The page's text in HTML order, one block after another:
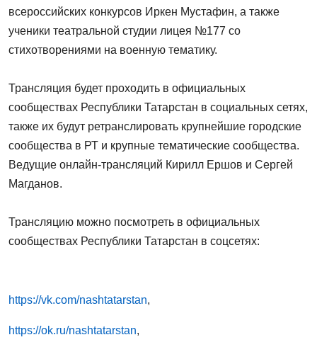
всероссийских конкурсов Иркен Мустафин, а также
ученики театральной студии лицея №177 со
стихотворениями на военную тематику.
Трансляция будет проходить в официальных
сообществах Республики Татарстан в социальных сетях,
также их будут ретранслировать крупнейшие городские
сообщества в РТ и крупные тематические сообщества.
Ведущие онлайн-трансляций Кирилл Ершов и Сергей
Магданов.
Трансляцию можно посмотреть в официальных
сообществах Республики Татарстан в соцсетях:
https://vk.com/nashtatarstan,
https://ok.ru/nashtatarstan,